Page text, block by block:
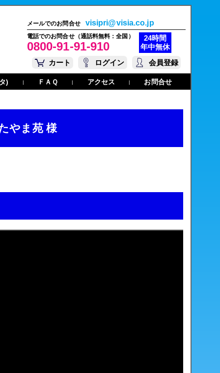
メールでのお問合せ visipri@visia.co.jp
電話でのお問合せ（通話料無料：全国）
0800-91-91-910
24時間
年中無休
カート
ログイン 会員登録
) | ＦＡＱ | アクセス | お問合せ
やま苑 様